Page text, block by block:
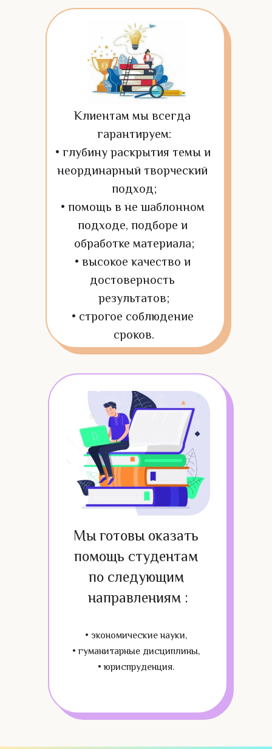
Мы готовы оказать
помощь студентам
по следующим
направлениям :
Клиентам мы всегда
гарантируем:
• глубину раскрытия темы и
неординарный творческий
подход;
• помощь в не шаблонном
подходе, подборе и
обработке материала;
• высокое качество и
достоверность
результатов;
• строгое соблюдение
сроков.
• экономические науки,
• гуманитарные дисциплины,
• юриспруденция.